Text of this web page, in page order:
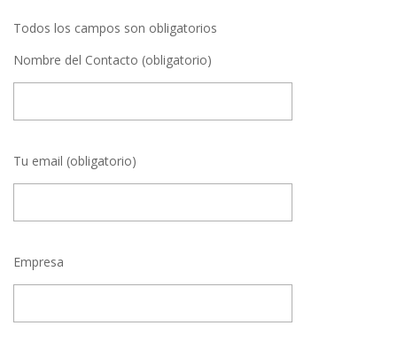
Todos los campos son obligatorios
Nombre del Contacto (obligatorio)
Tu email (obligatorio)
Empresa